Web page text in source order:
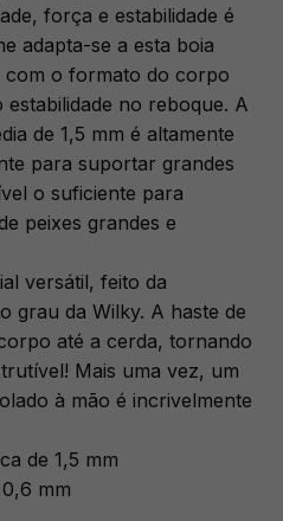
força e estabilidade é
adapta-se a esta boia
com o formato do corpo
no reboque. A
de 1,5 mm é altamente
para suportar grandes
o suficiente para
peixes grandes e
versátil, feito da
grau da Wilky. A haste de
até a cerda, tornando
Mais uma vez, um
à mão é incrivelmente
de 1,5 mm
mm